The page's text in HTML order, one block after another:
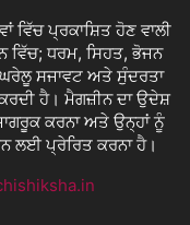
ਵਿੱਚ ਪ੍ਰਕਾਸ਼ਿਤ ਹੋਣ ਵਾਲੀ
ਵਿੱਚ; ਧਰਮ, ਸਿਹਤ, ਭੋਜਨ
ਸਜਾਵਟ ਅਤੇ ਸੁੰਦਰਤਾ
ਹੈ। ਮੈਗਜ਼ੀਨ ਦਾ ਉਦੇਸ਼
ਕਰਨਾ ਅਤੇ ਉਨ੍ਹਾਂ ਨੂੰ
ਲਈ ਪ੍ਰੇਰਿਤ ਕਰਨਾ ਹੈ।